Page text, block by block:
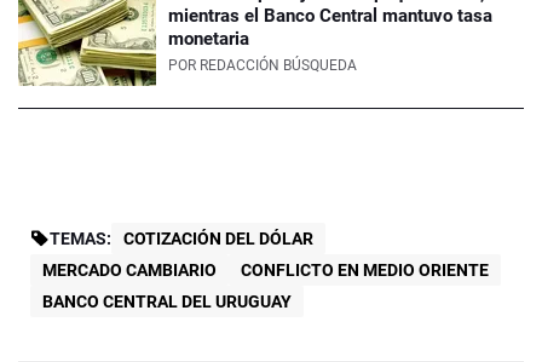
mientras el Banco Central mantuvo tasa
monetaria
POR REDACCIÓN BÚSQUEDA
TEMAS:
COTIZACIÓN DEL DÓLAR
MERCADO CAMBIARIO
CONFLICTO EN MEDIO ORIENTE
BANCO CENTRAL DEL URUGUAY